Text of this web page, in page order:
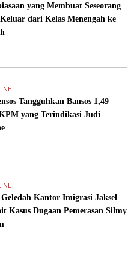
yang Membuat Seseorang
dari Kelas Menengah ke
Tangguhkan Bansos 1,49
yang Terindikasi Judi
Kantor Imigrasi Jaksel
Kasus Dugaan Pemerasan Silmy